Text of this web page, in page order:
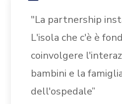
"La partnership
L'isola che c'è è
coinvolgere
bambini e la
dell'ospedale”